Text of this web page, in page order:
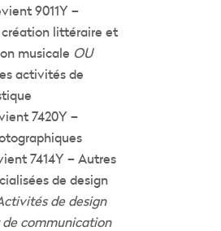
9011Y –
littéraire et
musicale OU
activités de
7420Y –
7414Y – Autres
de design
de design
communication